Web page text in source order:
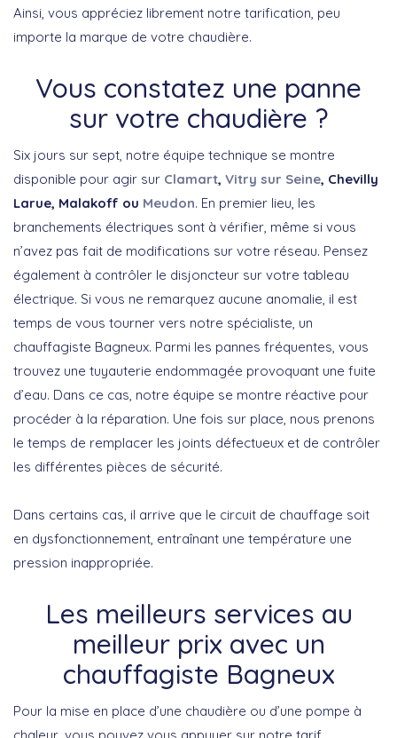
Ainsi, vous appréciez librement notre tarification, peu
importe la marque de votre chaudière.
Vous constatez une panne
sur votre chaudière ?
Six jours sur sept, notre équipe technique se montre
disponible pour agir sur Clamart, Vitry sur Seine, Chevilly
Larue, Malakoff ou Meudon. En premier lieu, les
branchements électriques sont à vérifier, même si vous
n’avez pas fait de modifications sur votre réseau. Pensez
également à contrôler le disjoncteur sur votre tableau
électrique. Si vous ne remarquez aucune anomalie, il est
temps de vous tourner vers notre spécialiste, un
chauffagiste Bagneux. Parmi les pannes fréquentes, vous
trouvez une tuyauterie endommagée provoquant une fuite
d’eau. Dans ce cas, notre équipe se montre réactive pour
procéder à la réparation. Une fois sur place, nous prenons
le temps de remplacer les joints défectueux et de contrôler
les différentes pièces de sécurité.
Dans certains cas, il arrive que le circuit de chauffage soit
en dysfonctionnement, entraînant une température une
pression inappropriée.
Les meilleurs services au
meilleur prix avec un
chauffagiste Bagneux
Pour la mise en place d’une chaudière ou d’une pompe à